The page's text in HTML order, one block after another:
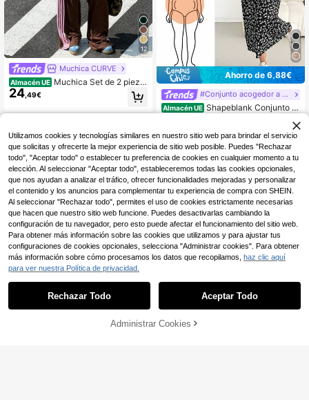
12
Muchica CURVE
Almacén UE Muchica Set de 2 pieza
s de camiseta de cuello redondo a r
ayas y pantalones casuales para m
ujer de talla grande
24 ,49€
Ahorro de 6,88€
#Conjunto acogedor a juego
Almacén UE Shapeblank Conjunto d
mujer talla grande para primavera/v
erano: Blusa negra de manga corta
y vestido largo con estampado flora
l negro y blanco, ropa de verano, at
uendos para el aeropuerto, conjunt
o curvy
Lo sentimos, este producto está agotado.
Mostrar artículos similares con stock Ver todo
AGOTADO
Utilizamos cookies y tecnologías similares en nuestro sitio web para brindar el servicio
que solicitas y ofrecerte la mejor experiencia de sitio web posible. Puedes "Rechazar
todo", "Aceptar todo" o establecer tu preferencia de cookies en cualquier momento a tu
elección. Al seleccionar "Aceptar todo", estableceremos todas las cookies opcionales,
que nos ayudan a analizar el tráfico, ofrecer funcionalidades mejoradas y personalizar
el contenido y los anuncios para complementar tu experiencia de compra con SHEIN.
Al seleccionar "Rechazar todo", permites el uso de cookies estrictamente necesarias
que hacen que nuestro sitio web funcione. Puedes desactivarlas cambiando la
configuración de tu navegador, pero esto puede afectar el funcionamiento del sitio web.
Para obtener más información sobre las cookies que utilizamos y para ajustar tus
configuraciones de cookies opcionales, selecciona "Administrar cookies". Para obtener
más información sobre cómo procesamos los datos que recopilamos, haz clic aquí
para ver nuestra Política de privacidad.
Rechazar Todo Aceptar Todo
Administrar Cookies